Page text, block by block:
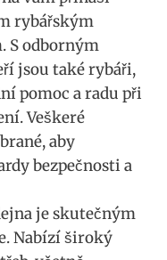
rybářským
S odborným
‌jsou také rybáři,
pomoc a radu při
Veškeré
aby
bezpečnosti a
⁤je‌ skutečným⁣
Nabízí široký⁤